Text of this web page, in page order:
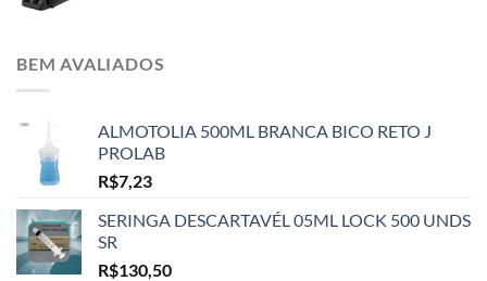
BEM AVALIADOS
ALMOTOLIA 500ML BRANCA BICO RETO J
PROLAB
R$7,23
SERINGA DESCARTAVÉL 05ML LOCK 500 UNDS
SR
R$130,50